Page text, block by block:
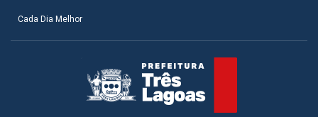
Cada Dia Melhor